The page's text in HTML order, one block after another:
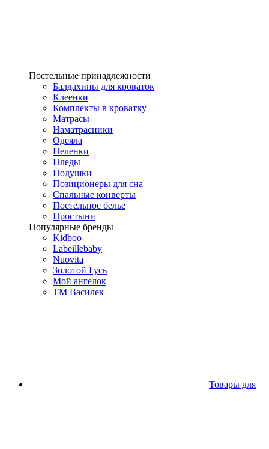
Постельные принадлежности
Балдахины для кроваток
Клеенки
Комплекты в кроватку
Матрасы
Наматрасники
Одеяла
Пеленки
Пледы
Подушки
Позиционеры для сна
Спальные конверты
Постельное белье
Простыни
Популярные бренды
Kidboo
Labeillebaby
Nuovita
Золотой Гусь
Мой ангелок
ТМ Василек
Товары для